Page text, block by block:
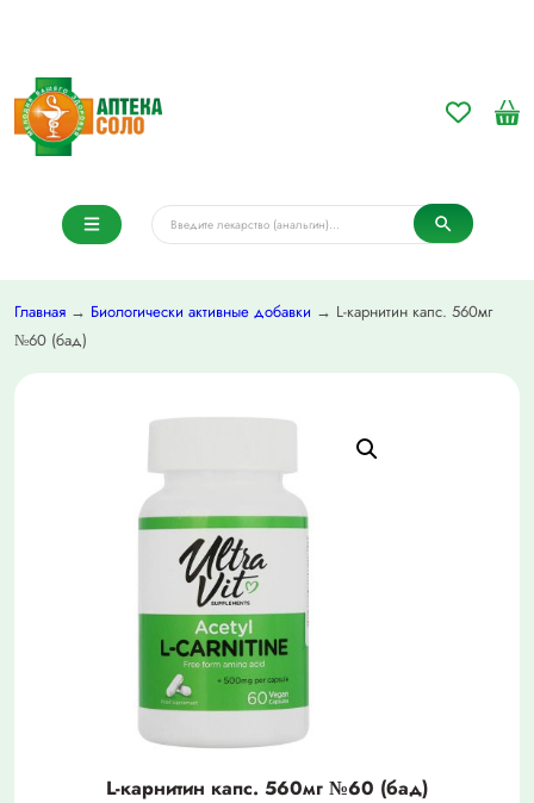
Главная → Биологически активные добавки → L-карнитин капс. 560мг
№60 (бад)
L-карнитин капс. 560мг №60 (бад)